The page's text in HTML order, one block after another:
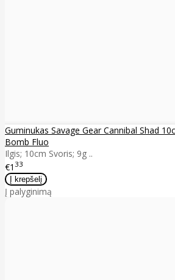
Guminukas Savage Gear Cannibal Shad
Bomb Fluo
Ilgis; 10cm Svoris; 9g ..
€1 33
Į palyginimą